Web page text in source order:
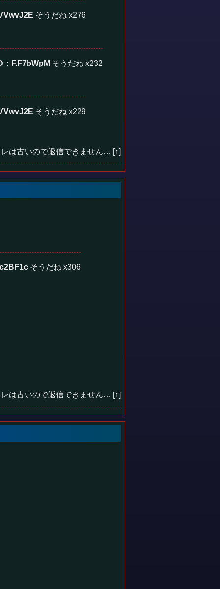
そうだね x276
：F.F7bWpM そうだね x232
そうだね x229
は古いので返信できません… [↑]
そうだね x306
は古いので返信できません… [↑]